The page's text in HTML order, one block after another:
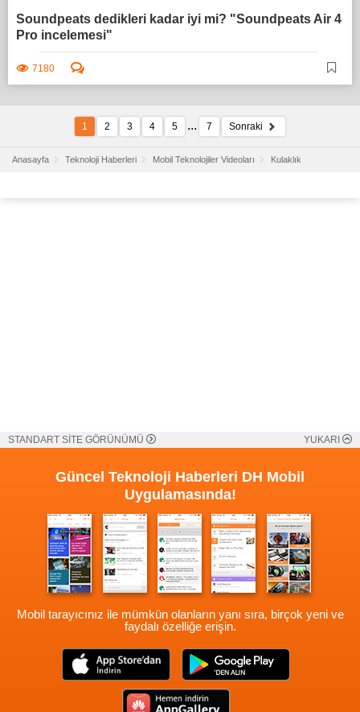
Soundpeats dedikleri kadar iyi mi? "Soundpeats Air 4
Pro incelemesi"
7180
1 2 3 4 5 ... 7 Sonraki
Anasayfa Teknoloji Haberleri Mobil Teknolojiler Videoları Kulaklık
STANDART SİTE GÖRÜNÜMÜ YUKARI
Güncel Teknoloji Haberleri DH Mobil
Uygulamasında!
Mobil tarayıcınız ile mümkün olanların yanı sıra, birçok yeni ve
faydalı özelliğe erişin.